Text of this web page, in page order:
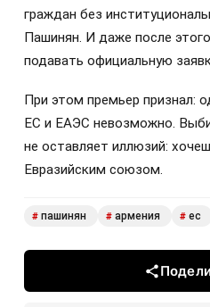
граждан без
Пашинян. И даже после
подавать официальную
При этом премьер признал:
ЕС и ЕАЭС невозможно.
не оставляет иллюзий:
Евразийским союзом.
# пашинян # армения # ес